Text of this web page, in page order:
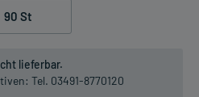
90 St
lieferbar.
Tel. 03491-8770120